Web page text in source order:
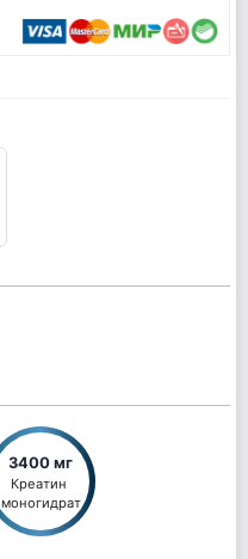
3400 мг
Креатин
моногидрат